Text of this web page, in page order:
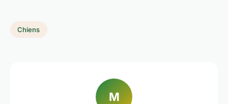
Chiens
M